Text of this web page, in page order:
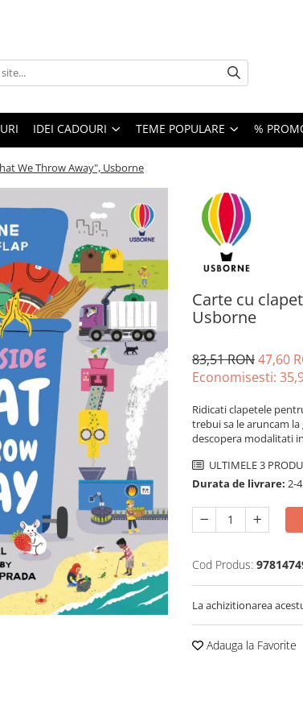
IDEI CADOURI TEME POPULARE %
We Throw Away", Usborne
Carte cu
Usborne
83,51 RON47,60
Economisesti:
Ridicati clapetele
trebui sa le aruncam
descopera modalitati
ULTIMELE 3
Durata de livrare: 2-
Cod Produs:
La achizitionarea
Adauga la Favorite